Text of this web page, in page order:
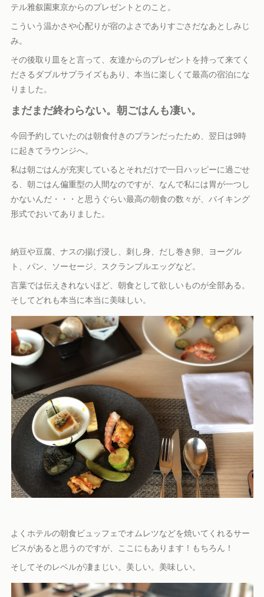
テル雅叙園東京からのプレゼントとのこと。
こういう温かさや心配りが宿のよさでありすごさだなあとしみじ
み。
その後取り皿をと言って、友達からのプレゼントを持って来てく
ださるダブルサプライズもあり、本当に楽しくて最高の宿泊にな
りました。
まだまだ終わらない。朝ごはんも凄い。
今回予約していたのは朝食付きのプランだったため、翌日は9時
に起きてラウンジへ。
私は朝ごはんが充実しているとそれだけで一日ハッピーに過ごせ
る、朝ごはん偏重型の人間なのですが、なんで私には胃が一つし
かないんだ・・・と思うぐらい最高の朝食の数々が、バイキング
形式でおいてありました。
納豆や豆腐、ナスの揚げ浸し、刺し身、だし巻き卵、ヨーグル
ト、パン、ソーセージ、スクランブルエッグなど。
言葉では伝えきれないほど、朝食として欲しいものが全部ある。
そしてどれも本当に本当に美味しい。
よくホテルの朝食ビュッフェでオムレツなどを焼いてくれるサー
ビスがあると思うのですが、ここにもあります！もちろん！
そしてそのレベルが凄まじい。美しい。美味しい。